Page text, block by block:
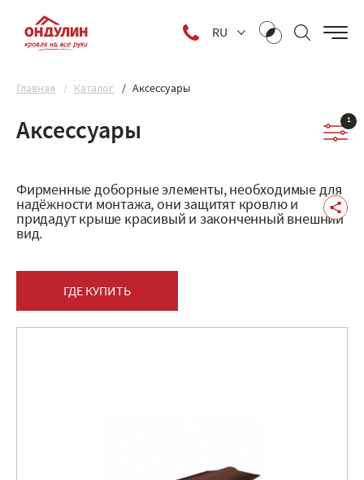
RU
Главная Каталог Аксессуары
Аксессуары 1
Фирменные доборные элементы, необходимые для
надёжности монтажа, они защитят кровлю и
придадут крыше красивый и законченный внешний
вид.
ГДЕ КУПИТЬ